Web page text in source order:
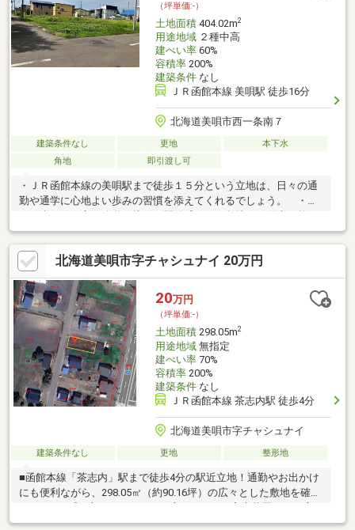
（坪単価:-）
土地面積404.02m2
用途地域２種中高
建ぺい率60%
容積率200%
建築条件なし
ＪＲ函館本線 美唄駅 徒歩16分
北海道美唄市西一条南７
建築条件なし 更地
本下水
角地
即引渡し可
・ＪＲ函館本線の美唄駅まで徒歩１５分という立地は、日々の通
勤や通学に心地よい歩みの習慣を添えてくれるでしょう。 ・北
に採り入れた設計が広がっていきます。 ・現況は更地となって
おり、購入後はスムーズに新しい暮らしの準備を整えられるはず
です。
北海道美唄市字チャシュナイ 20万円
20万円
（坪単価:-）
土地面積298.05m2
用途地域無指定
建ぺい率70%
容積率200%
建築条件なし
ＪＲ函館本線 茶志内駅 徒歩4分
北海道美唄市字チャシュナイ
建築条件なし 更地 整形地
■函館本線「茶志内」駅まで徒歩4分の駅近立地！通勤やお出かけ
にも便利ながら、298.05㎡（約90.16坪）の広々とした敷地を確保
しています◎■大きなガレージや庭でのBBQ、家庭菜園など、広い
土地ならではの趣味を存分に楽しめるマイホームが実現できます